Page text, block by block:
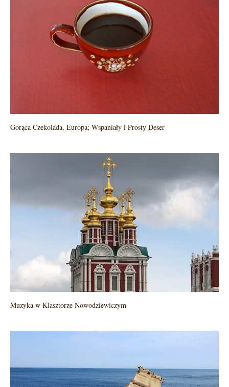
Gorąca Czekolada, Europa; Wspaniały i Prosty Deser
Muzyka w Klasztorze Nowodziewiczym